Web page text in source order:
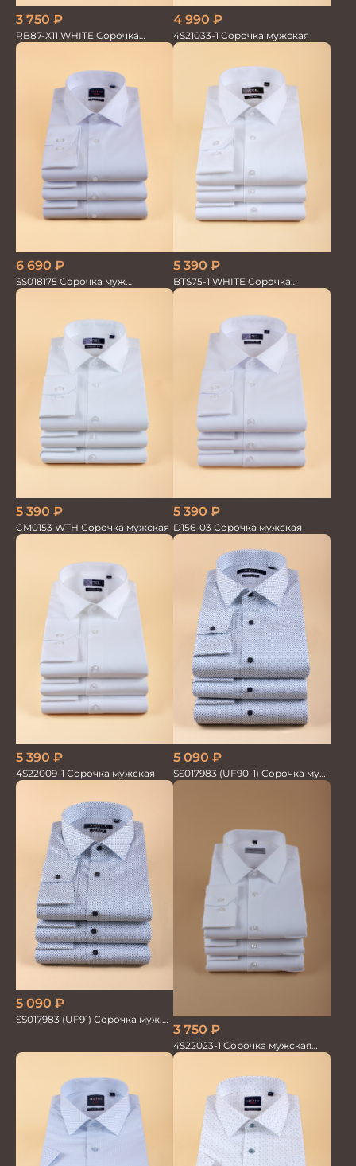
3 750 ₽
RB87-X11 WHITE Сорочка
мужская бамбук хлопок
4 990 ₽
4S21033-1 Сорочка мужская
6 690 ₽
SS018175 Сорочка муж.
GROSTYLE TRENDY
5 390 ₽
BTS75-1 WHITE Сорочка
мужская лайкра бамбук
5 390 ₽
CM0153 WTH Сорочка мужская
5 390 ₽
D156-03 Сорочка мужская
5 390 ₽
4S22009-1 Сорочка мужская
5 090 ₽
SS017983 (UF90-1) Сорочка муж.
GROSTYLE PRIME
5 090 ₽
SS017983 (UF91) Сорочка муж.
3 750 ₽
4S22023-1 Сорочка мужская
белая